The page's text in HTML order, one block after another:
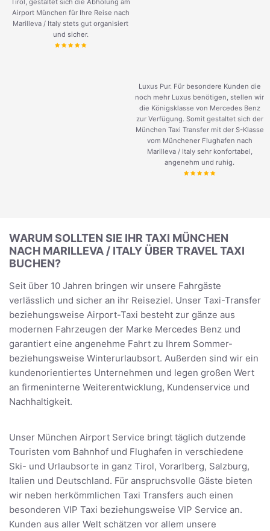
Tirol, gestaltet sich die Abholung am
Airport München für Ihre Reise nach
Marilleva / Italy stets gut organisiert
und sicher.
Luxus Pur. Für besondere Kunden die
noch mehr Luxus benötigen, stellen wir
die Königsklasse von Mercedes Benz
zur Verfügung. Somit gestaltet sich der
München Taxi Transfer mit der S-Klasse
vom Münchener Flughafen nach
Marilleva / Italy sehr konfortabel,
angenehm und ruhig.
WARUM SOLLTEN SIE IHR TAXI MÜNCHEN
NACH MARILLEVA / ITALY ÜBER TRAVEL TAXI
BUCHEN?
Seit über 10 Jahren bringen wir unsere Fahrgäste
verlässlich und sicher an ihr Reiseziel. Unser Taxi-Transfer
beziehungsweise Airport-Taxi besteht zur gänze aus
modernen Fahrzeugen der Marke Mercedes Benz und
garantiert eine angenehme Fahrt zu Ihrem Sommer-
beziehungsweise Winterurlaubsort. Außerden sind wir ein
kundenorientiertes Unternehmen und legen großen Wert
an firmeninterne Weiterentwicklung, Kundenservice und
Nachhaltigkeit.
Unser München Airport Service bringt täglich dutzende
Touristen vom Bahnhof und Flughafen in verschiedene
Ski- und Urlaubsorte in ganz Tirol, Vorarlberg, Salzburg,
Italien und Deutschland. Für anspruchsvolle Gäste bieten
wir neben herkömmlichen Taxi Transfers auch einen
besonderen VIP Taxi beziehungsweise VIP Service an.
Kunden aus aller Welt schätzen vor allem unsere